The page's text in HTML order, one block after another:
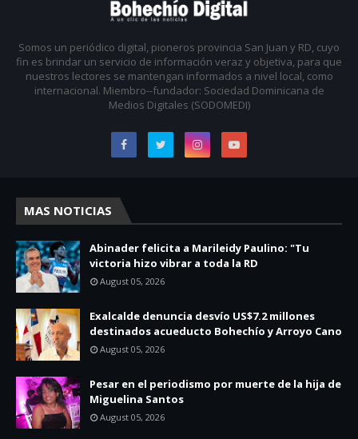
Somos un periódico digital, pioneros provincia San Juan y RD, cuyo
fin es brindar un servicio de información veraz y objetiva, para que
nuestros lectores se mantengan informados a nivel local, como
internacional. Miembro--fundador: Sociedad Dominicana de
Medios Digitales (SODOMEDI)
MAS NOTICIAS
Abinader felicita a Marileidy Paulino: "Tu
victoria hizo vibrar a toda la RD
August 05, 2026
Exalcalde denuncia desvío US$7.2 millones
destinados acueducto Bohechío y Arroyo Cano
August 05, 2026
Pesar en el periodismo por muerte de la hija de
Miguelina Santos
August 05, 2026